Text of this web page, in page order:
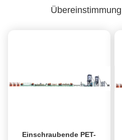
Übereinstimmung
Einschraubende PET-